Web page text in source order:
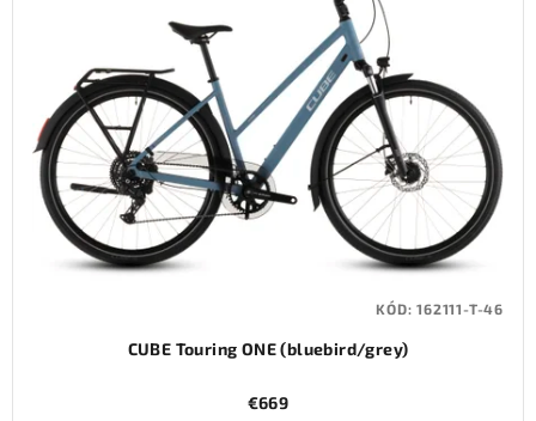
CUBE Touring ONE (bluebird/grey)
€669
KÓD:162111-T-46